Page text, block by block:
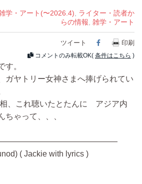
学・アート(〜2026.4)
ライター・読者か
らの情報 雑学・アート
ツイート Facebook
印刷
コメントのみ転載OK( 条件はこちら )
す。
ガヤトリー女神さまへ捧げられてい
、これ聴いたとたんに アジア内
ちゃって、、、
( Jackie with lyrics )